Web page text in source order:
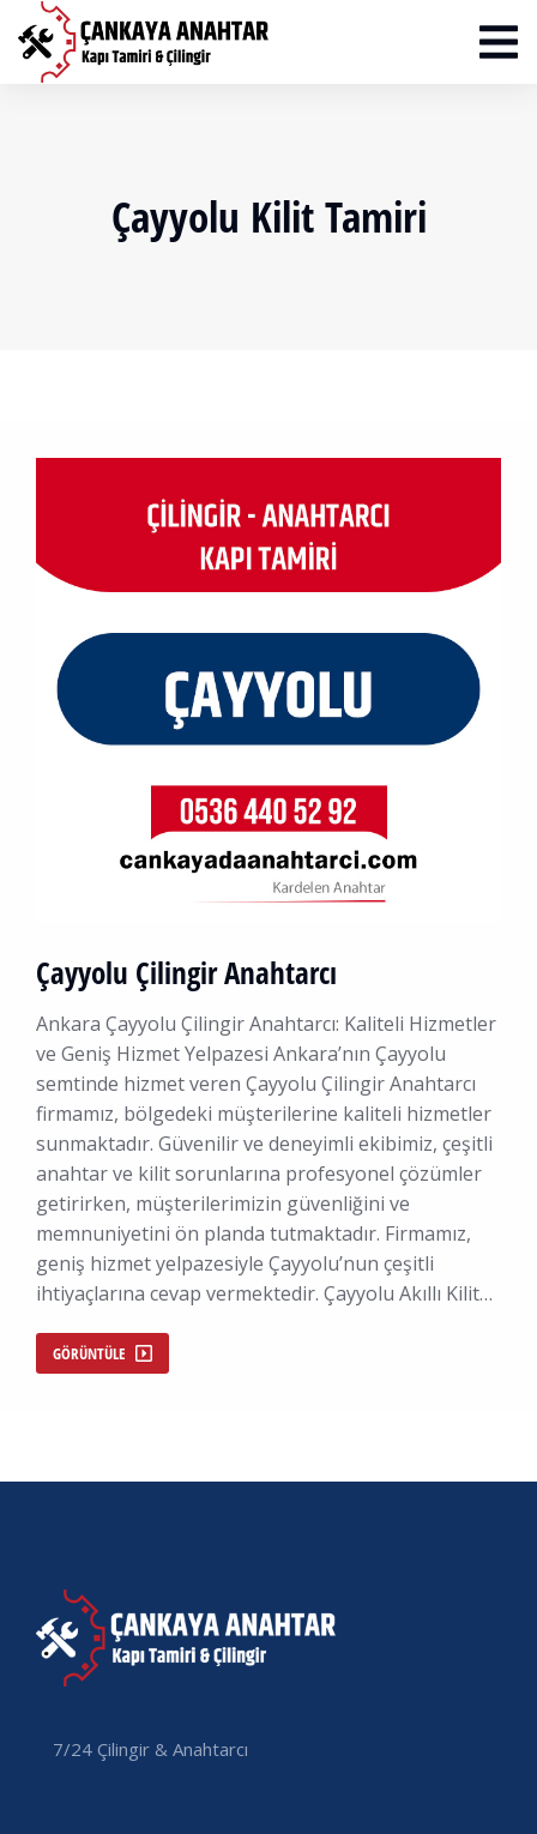
Çayyolu Kilit Tamiri
Çayyolu Çilingir Anahtarcı
Ankara Çayyolu Çilingir Anahtarcı: Kaliteli Hizmetler
ve Geniş Hizmet Yelpazesi Ankara’nın Çayyolu
semtinde hizmet veren Çayyolu Çilingir Anahtarcı
firmamız, bölgedeki müşterilerine kaliteli hizmetler
sunmaktadır. Güvenilir ve deneyimli ekibimiz, çeşitli
anahtar ve kilit sorunlarına profesyonel çözümler
getirirken, müşterilerimizin güvenliğini ve
memnuniyetini ön planda tutmaktadır. Firmamız,
geniş hizmet yelpazesiyle Çayyolu’nun çeşitli
ihtiyaçlarına cevap vermektedir. Çayyolu Akıllı Kilit…
GÖRÜNTÜLE
7/24 Çilingir & Anahtarcı